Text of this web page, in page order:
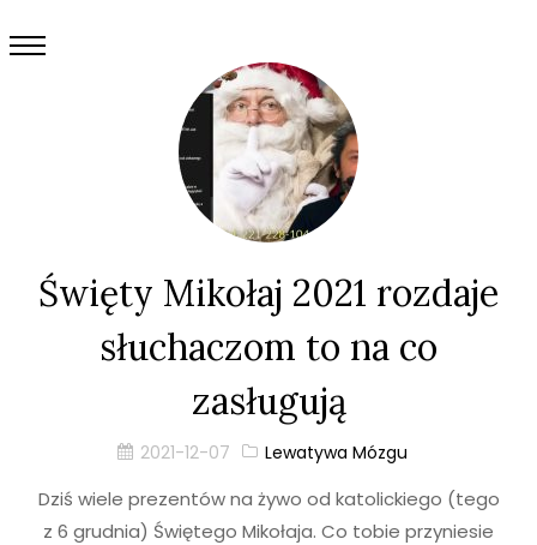
Święty Mikołaj 2021 rozdaje
słuchaczom to na co
zasługują
2021-12-07 Lewatywa Mózgu
Dziś wiele prezentów na żywo od katolickiego (tego
z 6 grudnia) Świętego Mikołaja. Co tobie przyniesie